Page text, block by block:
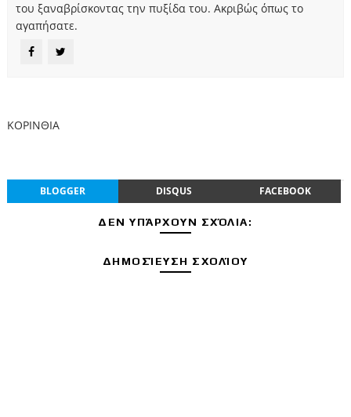
του ξαναβρίσκοντας την πυξίδα του. Ακριβώς όπως το
αγαπήσατε.
ΚΟΡΙΝΘΙΑ
BLOGGER DISQUS FACEBOOK
ΔΕΝ ΥΠΆΡΧΟΥΝ ΣΧΌΛΙΑ:
ΔΗΜΟΣΊΕΥΣΗ ΣΧΟΛΊΟΥ